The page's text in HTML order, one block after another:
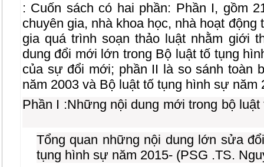
: Cuốn sách có hai phần: Phần I, gồm
chuyên gia, nhà khoa học, nhà hoạt
gia quá trình soạn thảo luật nhằm giới
dung đổi mới lớn trong Bộ luật tố tụng
của sự đổi mới; phần II là so sánh toàn
năm 2003 và Bộ luật tố tụng hình sự năm
Phần I :Những nội dung mới trong bộ
Tổng quan những nội dung lớn sửa
tụng hình sự năm 2015- (PSG .TS.